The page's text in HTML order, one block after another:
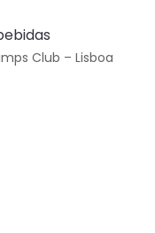
Club – Lisboa